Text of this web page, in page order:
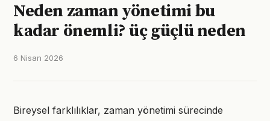
Neden zaman yönetimi bu
kadar önemli? üç güçlü neden
6 Nisan 2026
Bireysel farklılıklar, zaman yönetimi sürecinde